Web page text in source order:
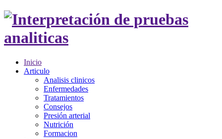
Inicio
Articulo
Analisis clinicos
Enfermedades
Tratamientos
Consejos
Presión arterial
Nutrición
Formacion